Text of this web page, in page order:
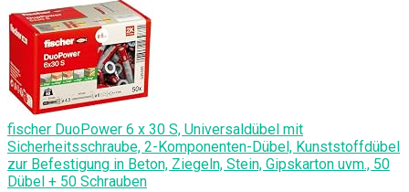
fischer DuoPower 6 x 30 S, Universaldübel mit
Sicherheitsschraube, 2-Komponenten-Dübel, Kunststoffdübel
zur Befestigung in Beton, Ziegeln, Stein, Gipskarton uvm., 50
Dübel + 50 Schrauben